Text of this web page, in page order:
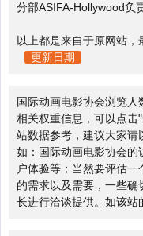
分部ASIFA-Hollywood负
以上都是来自于原网站
更新日期
国际动画电影协会浏览
相关权重信息，可以点击"
站数据参考，建议大家
如：国际动画电影协会的
户体验等；当然要评估
的需求以及需要，一些
长进行洽谈提供。如该站